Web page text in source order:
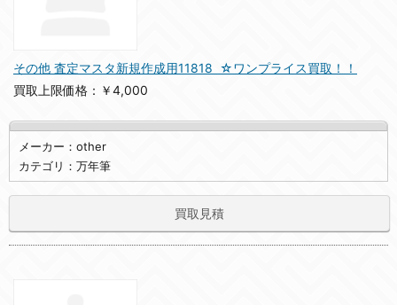
その他 査定マスタ新規作成用11818 ☆ワンプライス買取！！
買取上限価格：￥4,000
メーカー：other
カテゴリ：万年筆
買取見積